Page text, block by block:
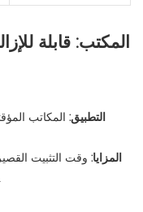
المكتب: قابلة
التطبيق: المكاتب
المزايا: وقت التثبيت
حاوية واحد فقط إلى يوم واحد لإكمال التثبيت.